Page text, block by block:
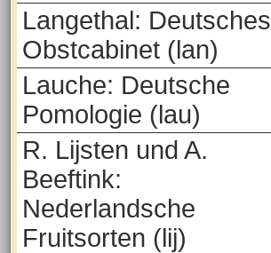
Langethal: Deutsches
Obstcabinet (lan)
Lauche: Deutsche
Pomologie (lau)
R. Lijsten und A.
Beeftink:
Nederlandsche
Fruitsorten (lij)